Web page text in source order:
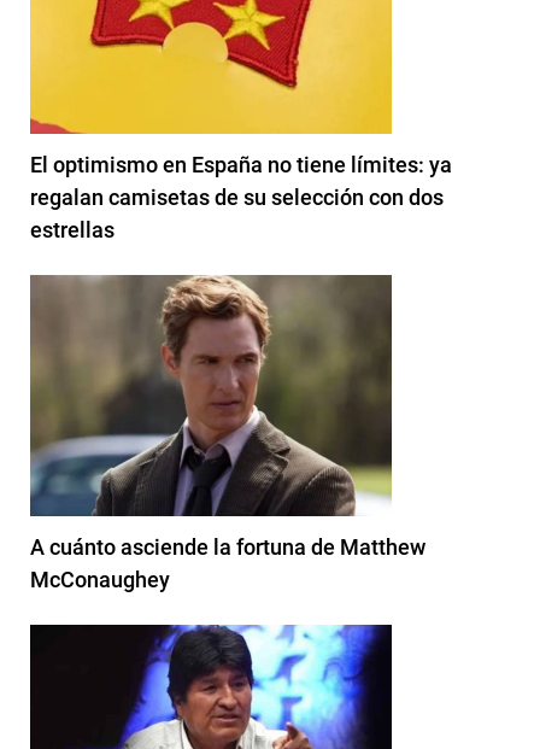
El optimismo en España no tiene límites: ya
regalan camisetas de su selección con dos
estrellas
A cuánto asciende la fortuna de Matthew
McConaughey